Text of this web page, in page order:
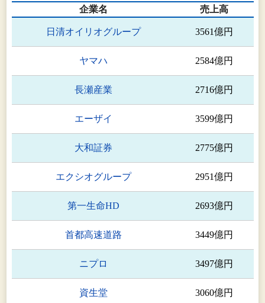
同上
同上
株式会社UACJアルミセンター
Logan Aluminum Inc.
アルミ圧延品事
同上
Boyne Smelters Ltd.
アルミ圧延品事
戴卡優艾希杰渤鋁(天津)精密鋁業
業 押出事業
戴卡優艾希杰渤鋁汽車零部件有
加工品・関連事
企業名 売上高
日清オイリオグループ 3561億円
ヤマハ 2584億円
長瀬産業 2716億円
エーザイ 3599億円
大和証券 2775億円
エクシオグループ 2951億円
第一生命HD 2693億円
首都高速道路 3449億円
ニプロ 3497億円
資生堂 3060億円